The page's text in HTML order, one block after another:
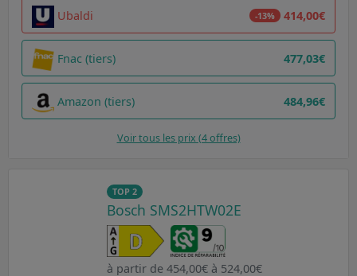
Ubaldi -13% 414,00€
Fnac (tiers) 477,03€
Amazon (tiers) 484,96€
Voir tous les prix (4 offres)
TOP 2
Bosch SMS2HTW02E
à partir de 454,00€ à 524,00€